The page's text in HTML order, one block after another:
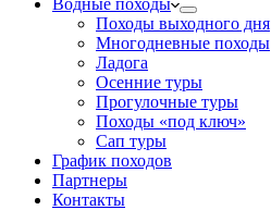
Водные походы
Походы выходного дня
Многодневные походы
Ладога
Осенние туры
Прогулочные туры
Походы «под ключ»
Сап туры
График походов
Партнеры
Контакты